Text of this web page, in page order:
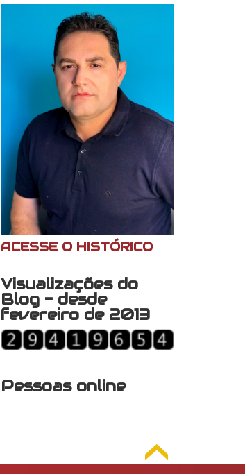
ACESSE O HISTÓRICO
Visualizações do
Blog - desde
fevereiro de 2013
Pessoas online